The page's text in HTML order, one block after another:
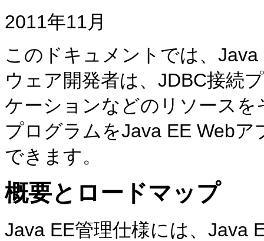
2011年11月
このドキュメントでは、
ウェア開発者は、JDBC接続
ケーションなどのリソース
プログラムをJava EE Web
できます。
概要とロードマップ
Java EE管理仕様には、Java